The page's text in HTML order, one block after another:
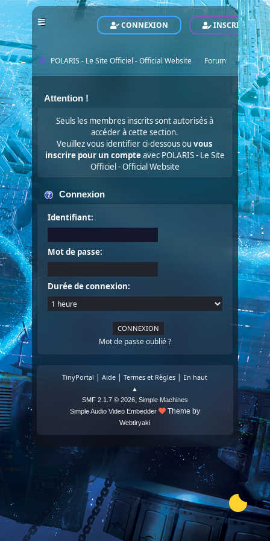
CONNEXION INSCRIVEZ-
POLARIS - Le Site Officiel - Official Website Forum
Attention !
Seuls les membres inscrits sont autorisés à
accéder à cette section.
Veuillez vous identifier ci-dessous ouvous
inscrire pour un compteavec POLARIS - Le Site
Officiel - Official Website
Connexion
Identifiant:
Mot de passe:
Durée de connexion:
Mot de passe oublié ?
TinyPortal |Aide |Termes et Règles | En haut
▲
SMF 2.1.7 © 2026, Simple Machines
Simple Audio Video Embedder
Theme by
Webtiryaki